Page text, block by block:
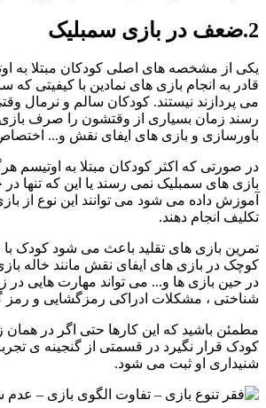
2.ضعف در بازی سمبلیک
یکی از مشخصه های اصلی کودکان مبتلا به
قادر به انجام بازی های نمادین با کیفیتی که
می پردازند نیستند. کودکان سالم و نرمال
رسند زمان بسیاری از وقتشون را صرف
باورسازی و بازی های ایفای نقش و...
در صورتی که اکثر کودکان مبتلا به اوتیسم
بازی های سمبلیک نمی رسند یا این که تنها
آموزش داده می شود می توانند این نوع از
تکلیف انجام دهند.
تمرین بازی های تقلید باعث می شود کودک
کوچک در بازی های ایفای نقش مانند خاله بازی
در حین بازی ها و... می تواند مهارت هایی در
شناختی ، مشکلات ادراکی رمزگشایی و رمز
مطمئن باشید که این کارها حتی اگر در همان
کودک قرار نگیرد در قسمتی از گنجینه ی
شنیداری او ثبت می شود.